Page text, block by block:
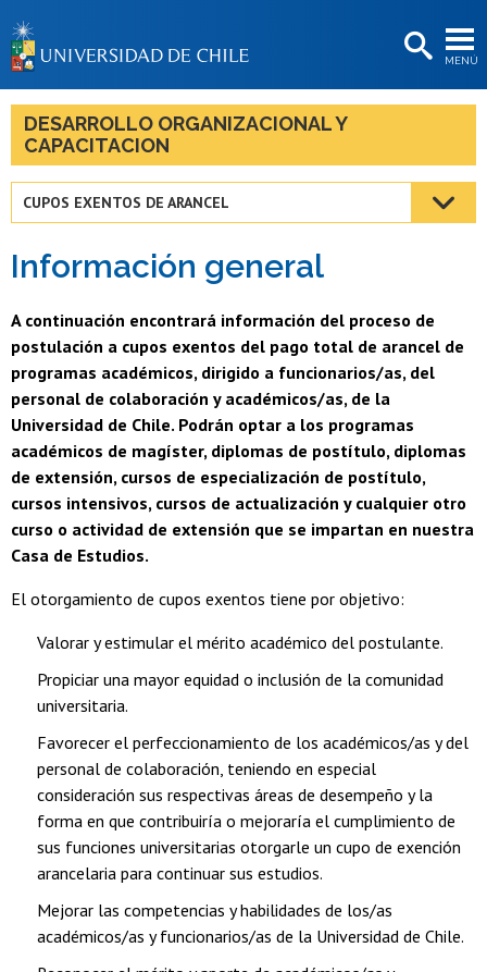
MENÚ
BIBLIOTECAS
LA UNIVERSIDAD
Estudiantes
Funcionarias/os
DESARROLLO ORGANIZACIONAL Y
CAPACITACION
CUPOS EXENTOS DE ARANCEL
Información general
A continuación encontrará información del proceso de
postulación a cupos exentos del pago total de arancel de
programas académicos, dirigido a funcionarios/as, del
personal de colaboración y académicos/as, de la
Universidad de Chile. Podrán optar a los programas
académicos de magíster, diplomas de postítulo, diplomas
de extensión, cursos de especialización de postítulo,
cursos intensivos, cursos de actualización y cualquier otro
curso o actividad de extensión que se impartan en nuestra
Casa de Estudios.
El otorgamiento de cupos exentos tiene por objetivo:
Valorar y estimular el mérito académico del postulante.
Propiciar una mayor equidad o inclusión de la comunidad
universitaria.
Favorecer el perfeccionamiento de los académicos/as y del
personal de colaboración, teniendo en especial
consideración sus respectivas áreas de desempeño y la
forma en que contribuiría o mejoraría el cumplimiento de
sus funciones universitarias otorgarle un cupo de exención
arancelaria para continuar sus estudios.
Mejorar las competencias y habilidades de los/as
académicos/as y funcionarios/as de la Universidad de Chile.